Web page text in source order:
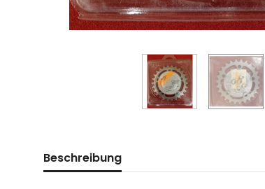
Beschreibung